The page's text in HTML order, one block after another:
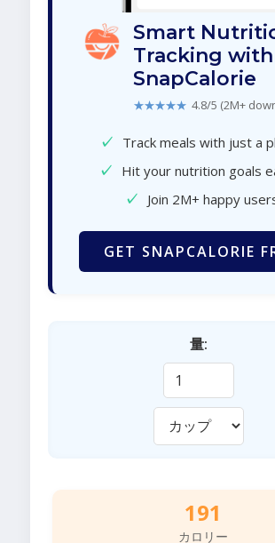
Smart
Tracking with
SnapCalorie
★★★★★ 4.8/5 (2M+
✓ Track meals with just a
✓ Hit your nutrition goals
✓ Join 2M+ happy
GET SNAPCALORIE
量:
191
カロリー